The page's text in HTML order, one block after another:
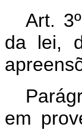
Art.
da lei,
em